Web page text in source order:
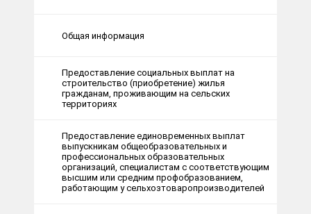
Общая информация
Предоставление социальных выплат на
строительство (приобретение) жилья
гражданам, проживающим на сельских
территориях
Предоставление единовременных выплат
выпускникам общеобразовательных и
профессиональных образовательных
организаций, специалистам с соответствующим
высшим или средним профобразованием,
работающим у сельхозтоваропроизводителей